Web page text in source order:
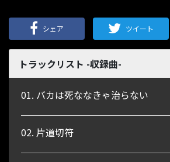
シェア ツイート
トラックリスト -収録曲-
01. バカは死ななきゃ治らない
02. 片道切符